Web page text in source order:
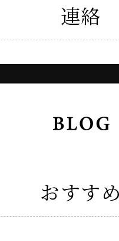
連絡
おすす